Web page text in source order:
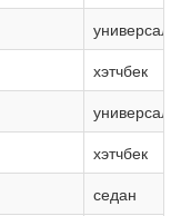
универсал
хэтчбек
универсал
хэтчбек
седан